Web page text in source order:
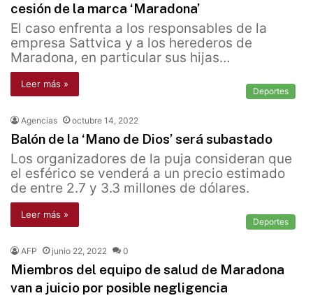
cesión de la marca ‘Maradona’
El caso enfrenta a los responsables de la
empresa Sattvica y a los herederos de
Maradona, en particular sus hijas…
Leer más »
Deportes
Agencias octubre 14, 2022
Balón de la ‘Mano de Dios’ será subastado
Los organizadores de la puja consideran que
el esférico se venderá a un precio estimado
de entre 2.7 y 3.3 millones de dólares.
Leer más »
Deportes
AFP junio 22, 2022 0
Miembros del equipo de salud de Maradona
van a juicio por posible negligencia